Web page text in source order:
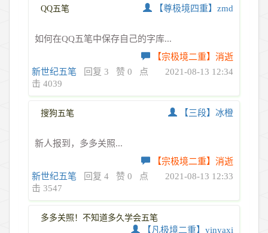
QQ五笔 【尊极境四重】zmd
如何在QQ五笔中保存自己的字库...
【宗极境二重】消逝
2021-08-13 12:34
新世纪五笔 回复 3 赞 0
点
击 4039
搜狗五笔 【三段】冰橙
新人报到，多多关照...
【宗极境二重】消逝
2021-08-13 12:33
新世纪五笔 回复 4 赞 0
点
击 3547
多多关照！不知道多久学会五笔
【凡极境二重】yinyaxi